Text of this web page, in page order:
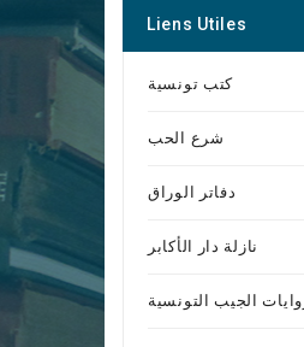
Liens Utiles
كتب تونسية
شرع الحب
دفاتر الوراق
نازلة دار الأكابر
الجيب التونسية